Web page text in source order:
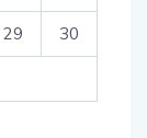
22 23
29 30